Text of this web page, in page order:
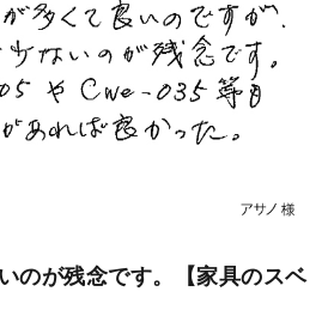
のが残念です。【家具のスベ